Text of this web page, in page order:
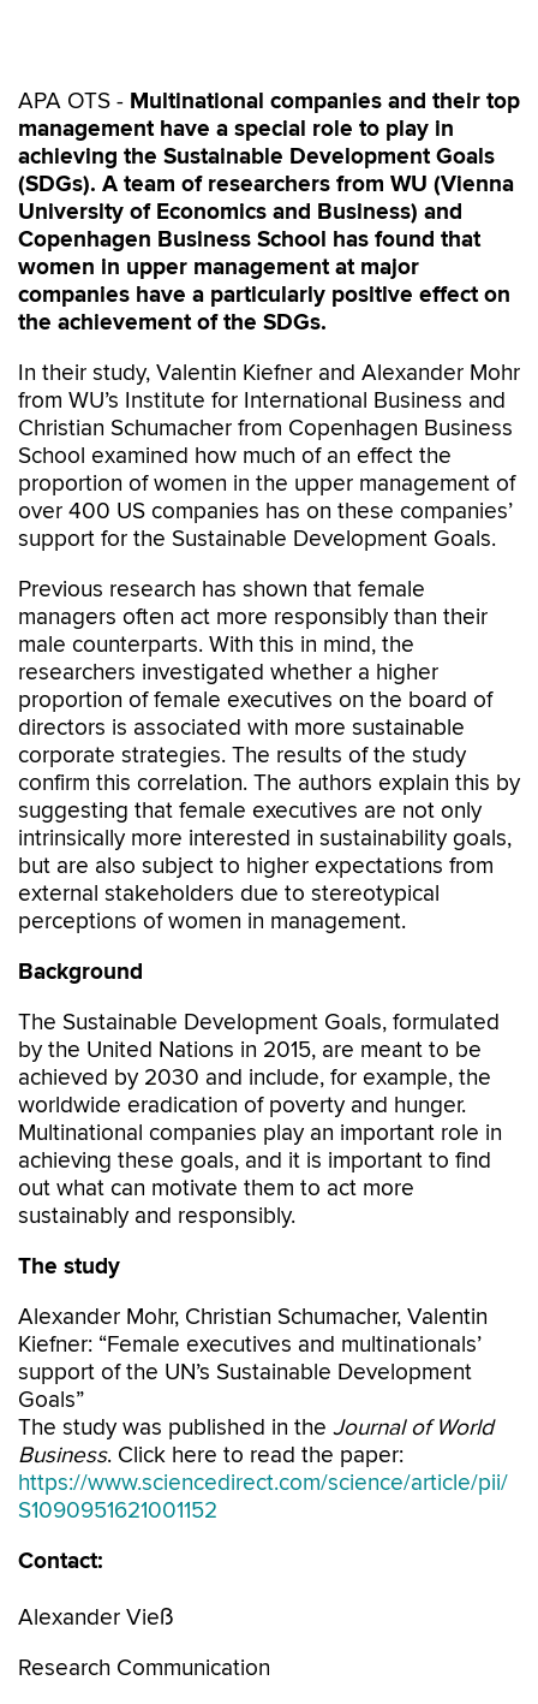
APA OTS - Multinational companies and their top
management have a special role to play in
achieving the Sustainable Development Goals
(SDGs). A team of researchers from WU (Vienna
University of Economics and Business) and
Copenhagen Business School has found that
women in upper management at major
companies have a particularly positive effect on
the achievement of the SDGs.
In their study, Valentin Kiefner and Alexander Mohr
from WU’s Institute for International Business and
Christian Schumacher from Copenhagen Business
School examined how much of an effect the
proportion of women in the upper management of
over 400 US companies has on these companies’
support for the Sustainable Development Goals.
Previous research has shown that female
managers often act more responsibly than their
male counterparts. With this in mind, the
researchers investigated whether a higher
proportion of female executives on the board of
directors is associated with more sustainable
corporate strategies. The results of the study
confirm this correlation. The authors explain this by
suggesting that female executives are not only
intrinsically more interested in sustainability goals,
but are also subject to higher expectations from
external stakeholders due to stereotypical
perceptions of women in management.
Background
The Sustainable Development Goals, formulated
by the United Nations in 2015, are meant to be
achieved by 2030 and include, for example, the
worldwide eradication of poverty and hunger.
Multinational companies play an important role in
achieving these goals, and it is important to find
out what can motivate them to act more
sustainably and responsibly.
The study
Alexander Mohr, Christian Schumacher, Valentin
Kiefner: “Female executives and multinationals’
support of the UN’s Sustainable Development
Goals”
The study was published in the Journal of World
Business. Click here to read the paper:
https://www.sciencedirect.com/science/article/pii/
S1090951621001152
Contact:
Alexander Vieß
Research Communication